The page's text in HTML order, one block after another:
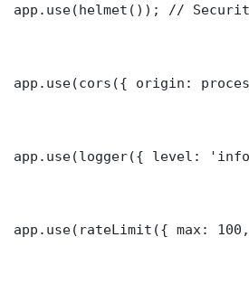
app.use(helmet()); //
app.use(cors({ origin:
app.use(logger({ level:
app.use(rateLimit({ max: